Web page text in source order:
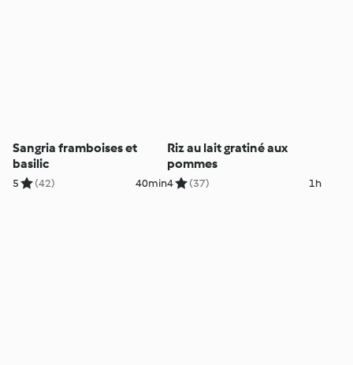
Sangria framboises et
basilic
5 (42) 40min
Riz au lait gratiné aux
pommes
4 (37) 1h